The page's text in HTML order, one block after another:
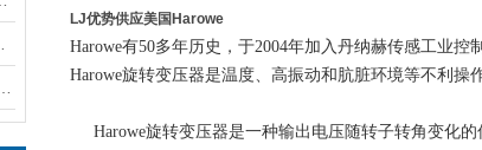
LJ优势供应美国Harowe
Harowe有50多年历史，于2004年加入丹纳赫传感工业
Harowe旋转变压器是温度、高振动和肮脏环境等不利操
Harowe旋转变压器是一种输出电压随转子转角变化